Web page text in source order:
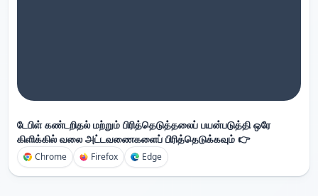
டேபிள் கண்டறிதல் மற்றும் பிரித்தெடுத்தலைப் பயன்படுத்தி ஒரே
கிளிக்கில் வலை அட்டவணைகளைப் பிரித்தெடுக்கவும் 👉
Chrome Firefox Edge